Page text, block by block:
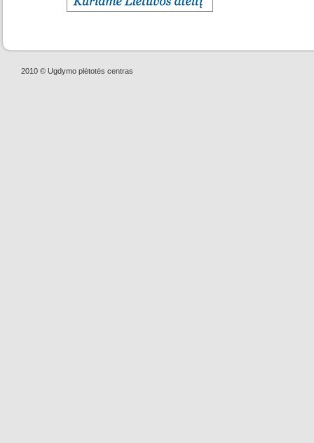
2010 © Ugdymo plėtotės centras